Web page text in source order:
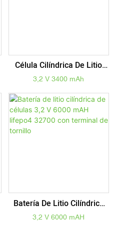
Célula Cilíndrica De Litio
Recargable 3.2V 3400mAh
3,2 V 3400 mAh
Batería De Litio Cilíndrica
De Células 3,2 V 6000 MAH
3,2 V 6000 mAH